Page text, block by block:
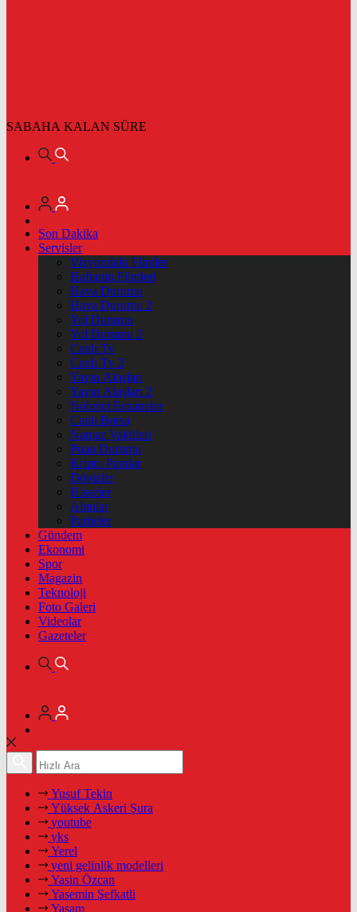
SABAHA KALAN SÜRE
Son Dakika
Servisler
Vizyondaki Filmler
Haftanin Filmleri
Hava Durumu
Hava Durumu 2
Yol Durumu
Yol Durumu 2
Canlı Tv
Canlı Tv 2
Yayın Akışları
Yayın Akışları 2
Nöbetçi Eczaneler
Canlı Borsa
Namaz Vakitleri
Puan Durumu
Kripto Paralar
Dövizler
Hisseler
Altınlar
Pariteler
Gündem
Ekonomi
Spor
Magazin
Teknoloji
Foto Galeri
Videolar
Gazeteler
Yusuf Tekin
Yüksek Askeri Şura
youtube
yks
Yerel
yeni gelinlik modelleri
Yasin Özcan
Yasemin Şefkatli
Yaşam